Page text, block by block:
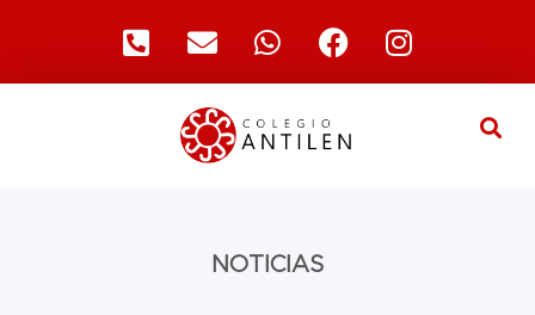
NOTICIAS